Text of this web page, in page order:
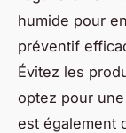
humide pour
préventif
Évitez les
optez pour
est également